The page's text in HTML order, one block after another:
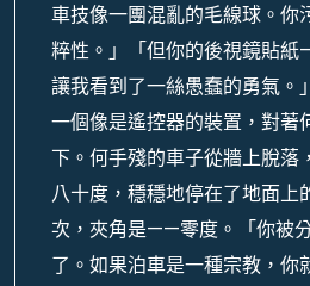
車技像一團混亂的毛線球。你
粹性。」「但你的後視鏡貼
讓我看到了一絲愚蠢的勇氣。
一個像是遙控器的裝置，對著
下。何手殘的車子從牆上脫落
八十度，穩穩地停在了地面上
次，夾角是——零度。「你被
了。如果泊車是一種宗教，你